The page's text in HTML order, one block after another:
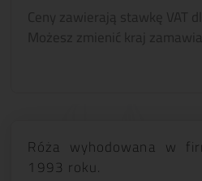
Ceny zawierają stawkę VAT
Możesz zmienić kraj
Róża wyhodowana w
1993 roku.